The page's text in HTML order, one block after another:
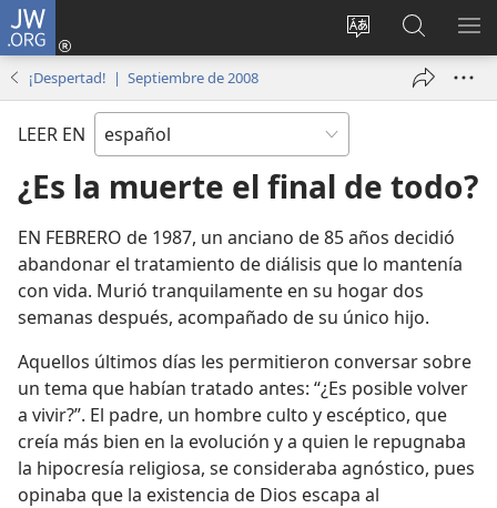
JW.ORG
Cambiar
del sitio
Iniciar
sesión
nueva
en
jw.org
¡Despertad! | Septiembre de 2008
LEER EN
¿Es la muerte el final de todo?
EN FEBRERO de 1987, un anciano de 85 años decidió
abandonar el tratamiento de diálisis que lo mantenía
con vida. Murió tranquilamente en su hogar dos
semanas después, acompañado de su único hijo.
Aquellos últimos días les permitieron conversar sobre
un tema que habían tratado antes: “¿Es posible volver
a vivir?”. El padre, un hombre culto y escéptico, que
creía más bien en la evolución y a quien le repugnaba
la hipocresía religiosa, se consideraba agnóstico, pues
opinaba que la existencia de Dios escapa al